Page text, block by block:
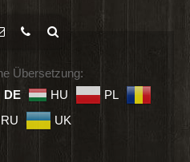
Übersetzung:
DE HU
PL
RU UK